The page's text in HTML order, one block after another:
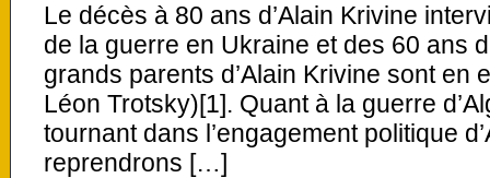
Le décès à 80 ans d’Alain Krivine
de la guerre en Ukraine et des 60 ans
grands parents d’Alain Krivine sont en
Léon Trotsky)[1]. Quant à la guerre
tournant dans l’engagement politique
reprendrons […]